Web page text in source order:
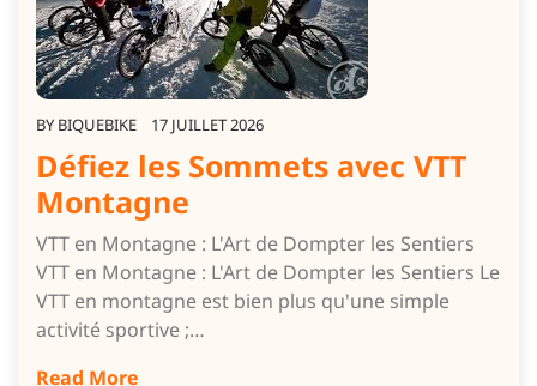
BY BIQUEBIKE 17 JUILLET 2026
Défiez les Sommets avec VTT
Montagne
VTT en Montagne : L'Art de Dompter les Sentiers
VTT en Montagne : L'Art de Dompter les Sentiers Le
VTT en montagne est bien plus qu'une simple
activité sportive ;…
Read More